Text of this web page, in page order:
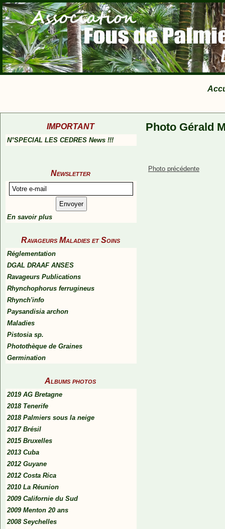
IMPORTANT
N°SPECIAL LES CEDRES News !!!
Newsletter
En savoir plus
Ravageurs Maladies et Soins
Réglementation
DGAL DRAAF ANSES
Ravageurs Publications
Rhynchophorus ferrugineus
Rhynch'info
Paysandisia archon
Maladies
Pistosia sp.
Photothèque de Graines
Germination
Albums photos
2019 AG Bretagne
2018 Tenerife
2018 Palmiers sous la neige
2017 Brésil
2015 Bruxelles
2013 Cuba
2012 Guyane
2012 Costa Rica
2010 La Réunion
2009 Californie du Sud
2009 Menton 20 ans
2008 Seychelles
Photo Gérald
Photo précédente